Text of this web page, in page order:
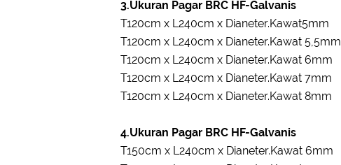
3.Ukuran Pagar BRC HF-Galvanis
T120cm x L240cm x Dianeter.Kawat5mm
T120cm x L240cm x Dianeter.Kawat 5,5mm
T120cm x L240cm x Dianeter.Kawat 6mm
T120cm x L240cm x Dianeter.Kawat 7mm
T120cm x L240cm x Dianeter.Kawat 8mm
4.Ukuran Pagar BRC HF-Galvanis
T150cm x L240cm x Dianeter.Kawat 6mm